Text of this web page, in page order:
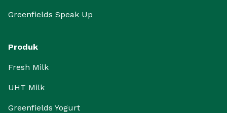
Greenfields Speak Up
Produk
Fresh Milk
UHT Milk
Greenfields Yogurt